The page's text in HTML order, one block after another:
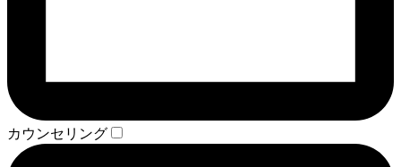
カウンセリング